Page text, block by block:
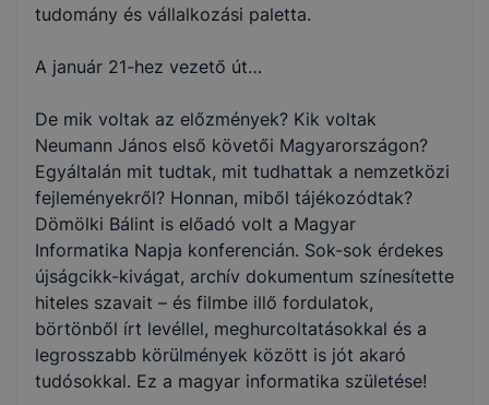
tudomány és vállalkozási paletta.
A január 21-hez vezető út…
De mik voltak az előzmények? Kik voltak
Neumann János első követői Magyarországon?
Egyáltalán mit tudtak, mit tudhattak a nemzetközi
fejleményekről? Honnan, miből tájékozódtak?
Dömölki Bálint is előadó volt a Magyar
Informatika Napja konferencián. Sok-sok érdekes
újságcikk-kivágat, archív dokumentum színesítette
hiteles szavait – és filmbe illő fordulatok,
börtönből írt levéllel, meghurcoltatásokkal és a
legrosszabb körülmények között is jót akaró
tudósokkal. Ez a magyar informatika születése!